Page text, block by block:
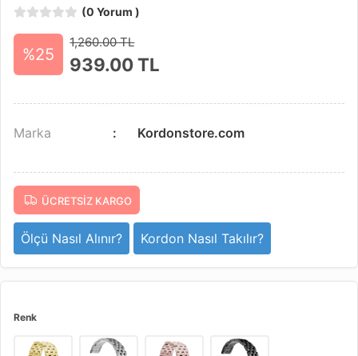
(0 Yorum )
%25
1,260.00 TL
939.00TL
Marka Kordonstore.com
ÜCRETSIZ KARGO
Ölçü Nasıl Alınır? Kordon Nasıl Takılır?
Renk